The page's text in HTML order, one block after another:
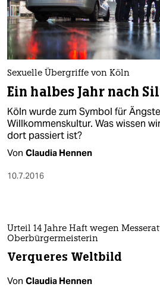
Sexuelle Übergriffe von Köln
Ein halbes Jahr nach
Köln wurde zum Symbol für
Willkommenskultur. Was wissen
dort passiert ist?
Von Claudia Hennen
10.7.2016
Urteil 14 Jahre Haft wegen
Oberbürgermeisterin
Verqueres Weltbild
Von Claudia Hennen